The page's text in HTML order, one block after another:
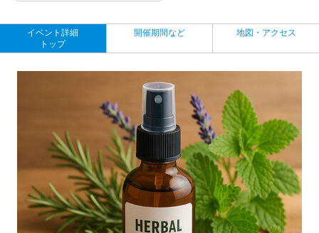
イベント詳細
トップ
開催期間など 地図・アクセス